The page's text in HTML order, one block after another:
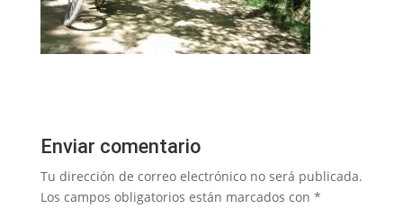
Enviar comentario
Tu dirección de correo electrónico no será publicada.
Los campos obligatorios están marcados con *